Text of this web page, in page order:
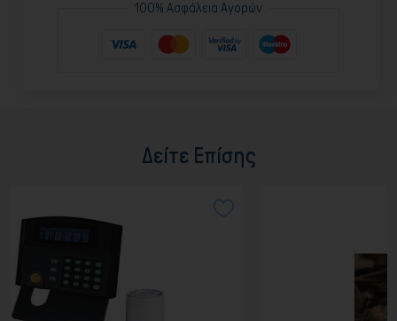
100% Ασφάλεια Αγορών
Δείτε Επίσης